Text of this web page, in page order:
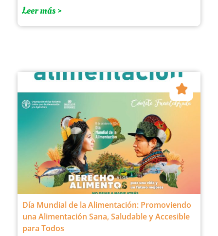
Leer más >
Día Mundial de la Alimentación: Promoviendo
una Alimentación Sana, Saludable y Accesible
para Todos